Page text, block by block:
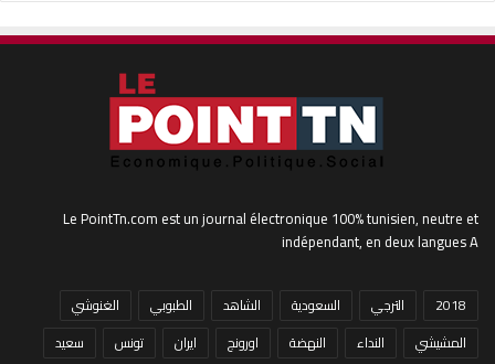
Le PointTn.com est un journal électronique 100% tunisien, neutre et
indépendant, en deux langues A
2018 الترجي السعودية الشاهد الطبوبي
الغنوشي
المشيشي
النداء النهضة اورونج ايران تونس
سعيد